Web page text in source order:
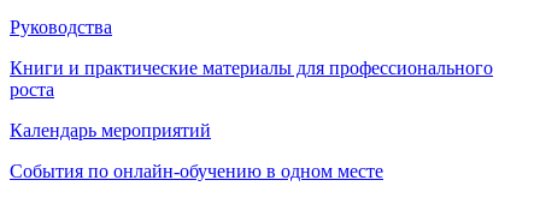
Руководства
Книги и практические материалы для профессионального
роста
Календарь мероприятий
События по онлайн-обучению в одном месте